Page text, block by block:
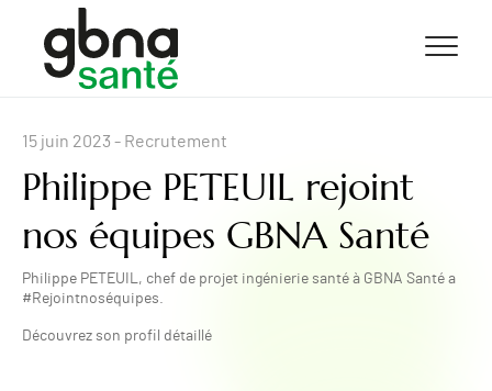
ALLER AU CONTENU
ALLER AU MENU
ALLER À LA RECHERCHE
15 juin 2023 - Recrutement
Philippe PETEUIL rejoint
nos équipes GBNA Santé
Philippe PETEUIL, chef de projet ingénierie santé à GBNA Santé a
#Rejointnoséquipes.
Découvrez son profil détaillé